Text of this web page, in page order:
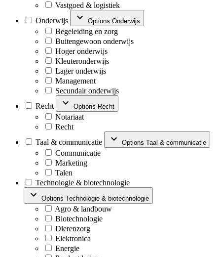
Vastgoed & logistiek
Onderwijs
Options Onderwijs
Begeleiding en zorg
Buitengewoon onderwijs
Hoger onderwijs
Kleuteronderwijs
Lager onderwijs
Management
Secundair onderwijs
Recht
Options Recht
Notariaat
Recht
Taal & communicatie
Options Taal & communicatie
Communicatie
Marketing
Talen
Technologie & biotechnologie
Options Technologie & biotechnologie
Agro & landbouw
Biotechnologie
Dierenzorg
Elektronica
Energie